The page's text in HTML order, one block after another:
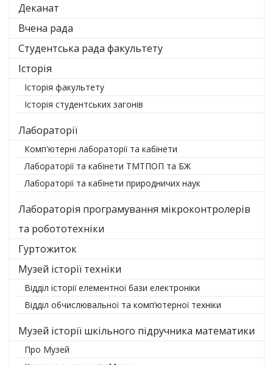
Деканат
Вчена рада
Студентська рада факультету
Історія
Історія факультету
Історія студентських загонів
Лабораторії
Комп'ютерні лабораторії та кабінети
Лабораторії та кабінети ТМТПОП та БЖ
Лабораторії та кабінети природничих наук
Лабораторія програмування мікроконтролерів
та робототехніки
Гуртожиток
Музей історії техніки
Відділ історії елементної бази електроніки
Відділ обчислювальної та комп’ютерної техніки
Музей історії шкільного підручника математики
Про Музей